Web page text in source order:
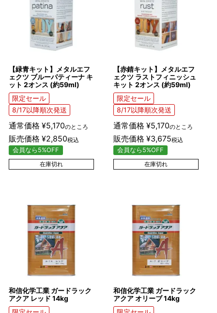
【緑青キット】メタルエフ
ェクツ ブルーパティーナ キ
ット 2オンス (約59ml)
限定セール
8/17以降順次発送
通常価格 ¥5,170のところ
販売価格 ¥2,850税込
会員なら5%OFF
在庫切れ
【赤錆キット】メタルエフ
ェクツ ラストフィニッシュ
キット 2オンス (約59ml)
限定セール
8/17以降順次発送
通常価格 ¥5,170のところ
販売価格 ¥3,675税込
会員なら5%OFF
在庫切れ
和信化学工業 ガードラック
アクア レッド 14kg
和信化学工業 ガードラック
アクア オリーブ 14kg